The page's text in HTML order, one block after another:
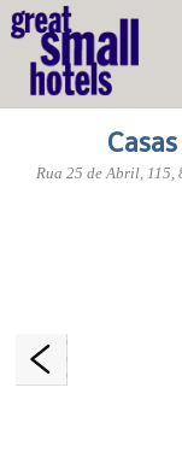
Rua 25 de Abril, 115,